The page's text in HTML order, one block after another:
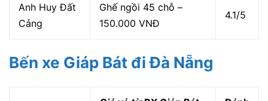
Anh Huy Đất
Cảng
Ghế ngồi 45 chỗ –
150.000 VNĐ
4.1/5
Bến xe Giáp Bát đi Đà Nẵng